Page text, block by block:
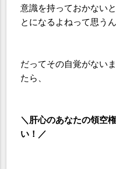
意識を持っておかない
とになるよねって思うん
だってその自覚がない
たら、
＼肝心のあなたの領空
い！／